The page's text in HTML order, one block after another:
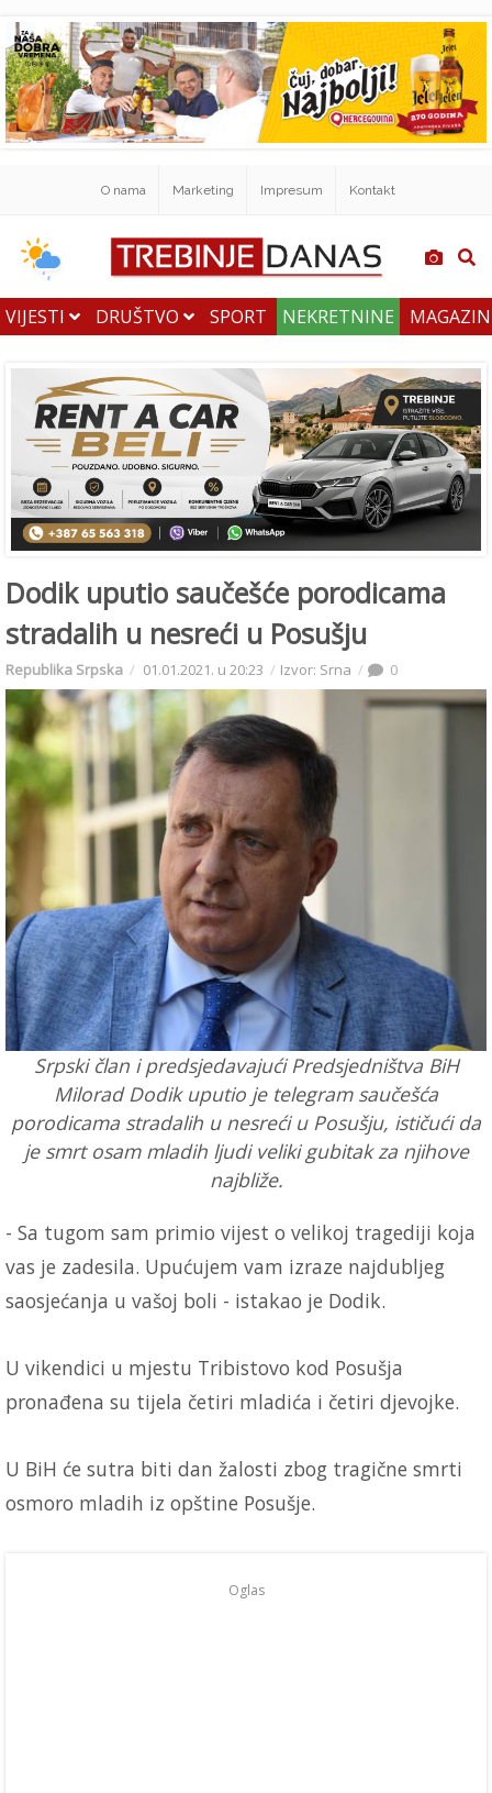
O nama Marketing Impresum Kontakt
VIJESTI DRUŠTVO SPORT NEKRETNINE
Dodik uputio saučešće porodicama
stradalih u nesreći u Posušju
Republika Srpska 01.01.2021. u 20:23 Izvor: Srna 0
Srpski član i predsjedavajući Predsjedništva BiH
Milorad Dodik uputio je telegram saučešća
porodicama stradalih u nesreći u Posušju, ističući da
je smrt osam mladih ljudi veliki gubitak za njihove
najbliže.
- Sa tugom sam primio vijest o velikoj tragediji koja
vas je zadesila. Upućujem vam izraze najdubljeg
saosjećanja u vašoj boli - istakao je Dodik.
U vikendici u mjestu Tribistovo kod Posušja
pronađena su tijela četiri mladića i četiri djevojke.
U BiH će sutra biti dan žalosti zbog tragične smrti
osmoro mladih iz opštine Posušje.
Oglas